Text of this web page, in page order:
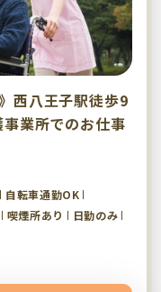
西八王子駅徒歩9
業所でのお仕事
自転車通勤OK
喫煙所あり
日勤のみ